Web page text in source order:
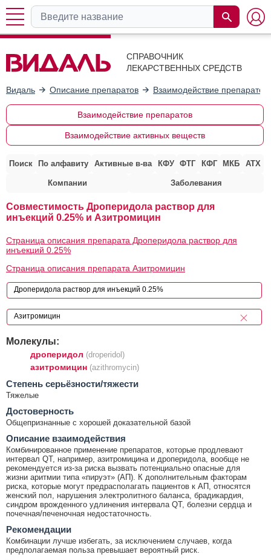
СПРАВОЧНИК
ЛЕКАРСТВЕННЫХ СРЕДСТВ
Видаль Описание препаратов Взаимодействие препаратов
Взаимодействие препаратов
Взаимодействие активных веществ
Поиск По алфавиту Активные в-ва КФУ ФТГ КФГ МКБ АТХ
Компании Заболевания
Совместимость Дроперидола раствор для
инъекций 0.25% и Азитромицин
Страница описания препарата Дроперидола раствор для
инъекций 0.25%
Страница описания препарата Азитромицин
Молекулы:
дроперидол (droperidol)
азитромицин (azithromycin)
Cтепень серьёзности/тяжести
Тяжелые
Достоверность
Общепризнанные с хорошей доказательной базой
Описание взаимодействия
Комбинированное применение препаратов, которые продлевают
интервал QT, например, азитромицина и дроперидола, вообще не
рекомендуется из-за риска вызвать потенциально опасные для
жизни аритмии типа «пируэт» (АП). К дополнительным факторам
риска, которые могут предрасполагать пациентов к АП, относятся
женский пол, нарушения электролитного баланса, брадикардия,
синдром врожденного удлинения интервала QT, болезни сердца и
почечная/печеночная недостаточность.
Рекомендации
Комбинации лучше избегать, за исключением случаев, когда
предполагаемая польза превышает вероятный риск.